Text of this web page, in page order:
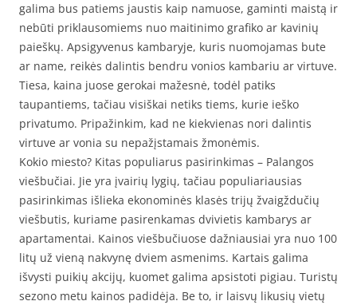
galima bus patiems jaustis kaip namuose, gaminti maistą ir
nebūti priklausomiems nuo maitinimo grafiko ar kavinių
paieškų. Apsigyvenus kambaryje, kuris nuomojamas bute
ar name, reikės dalintis bendru vonios kambariu ar virtuve.
Tiesa, kaina juose gerokai mažesnė, todėl patiks
taupantiems, tačiau visiškai netiks tiems, kurie ieško
privatumo. Pripažinkim, kad ne kiekvienas nori dalintis
virtuve ar vonia su nepažįstamais žmonėmis.
Kokio miesto? Kitas populiarus pasirinkimas – Palangos
viešbučiai. Jie yra įvairių lygių, tačiau populiariausias
pasirinkimas išlieka ekonominės klasės trijų žvaigždučių
viešbutis, kuriame pasirenkamas dvivietis kambarys ar
apartamentai. Kainos viešbučiuose dažniausiai yra nuo 100
litų už vieną nakvynę dviem asmenims. Kartais galima
išvysti puikių akcijų, kuomet galima apsistoti pigiau. Turistų
sezono metu kainos padidėja. Be to, ir laisvų likusių vietų